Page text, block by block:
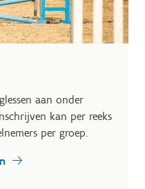
aan onder
kan per reeks
per groep.